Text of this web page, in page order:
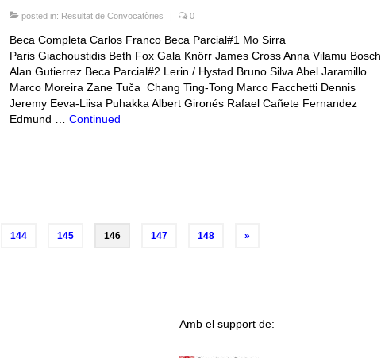
posted in: Resultat de Convocatòries | 0
Beca Completa Carlos Franco Beca Parcial#1 Mo Sirra
Paris Giachoustidis Beth Fox Gala Knörr James Cross Anna Vilamu Bosch
Alan Gutierrez Beca Parcial#2 Lerin / Hystad Bruno Silva Abel Jaramillo
Marco Moreira Zane Tuča Chang Ting-Tong Marco Facchetti Dennis
Jeremy Eeva-Liisa Puhakka Albert Gironés Rafael Cañete Fernandez
Edmund … Continued
144 145 146 147 148 »
Amb el support de: